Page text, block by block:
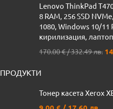
Lenovo ThinkPad
8 RAM, 256 SSD
1080, Windows 10/11
кирилизация,
170.00€/ 332.49 лв.
ПРОДУКТИ
Тонер касета Xerox